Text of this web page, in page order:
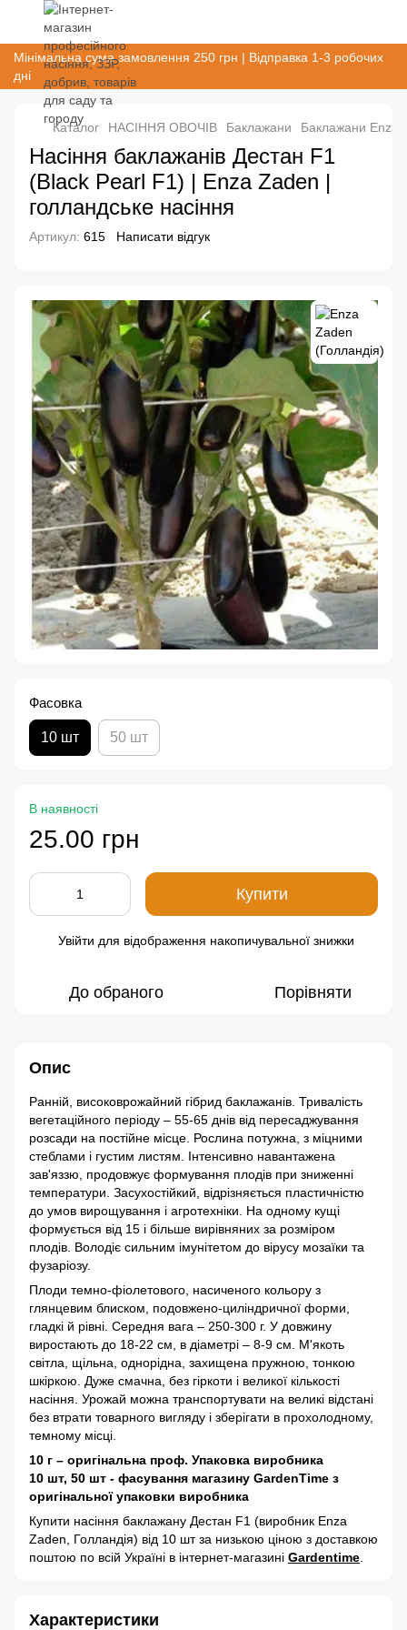
Мінімальна сума замовлення 250 грн | Відправка 1-3 робочих
дні
Каталог НАСІННЯ ОВОЧІВ Баклажани Баклажани Enza
Насіння баклажанів Дестан F1
(Black Pearl F1) | Enza Zaden |
голландське насіння
Артикул: 615 Написати відгук
Фасовка
10 шт 50 шт
В наявності
25.00 грн
Купити
Увійти для відображення накопичувальної знижки
До обраного Порівняти
Опис
Ранній, високоврожайний гібрид баклажанів. Тривалість
вегетаційного періоду – 55-65 днів від пересаджування
розсади на постійне місце. Рослина потужна, з міцними
стеблами і густим листям. Інтенсивно навантажена
зав'яззю, продовжує формування плодів при зниженні
температури. Засухостійкий, відрізняється пластичністю
до умов вирощування і агротехніки. На одному кущі
формується від 15 і більше вирівняних за розміром
плодів. Володіє сильним імунітетом до вірусу мозаїки та
фузаріозу.
Плоди темно-фіолетового, насиченого кольору з
глянцевим блиском, подовжено-циліндричної форми,
гладкі й рівні. Середня вага – 250-300 г. У довжину
виростають до 18-22 см, в діаметрі – 8-9 см. М'якоть
світла, щільна, однорідна, захищена пружною, тонкою
шкіркою. Дуже смачна, без гіркоти і великої кількості
насіння. Урожай можна транспортувати на великі відстані
без втрати товарного вигляду і зберігати в прохолодному,
темному місці.
10 г – оригінальна проф. Упаковка виробника
10 шт, 50 шт - фасування магазину GardenTime з
оригінальної упаковки виробника
Купити насіння баклажану Дестан F1 (виробник Enza
Zaden, Голландія) від 10 шт за низькою ціною з доставкою
поштою по всій Україні в інтернет-магазині Gardentime
Характеристики